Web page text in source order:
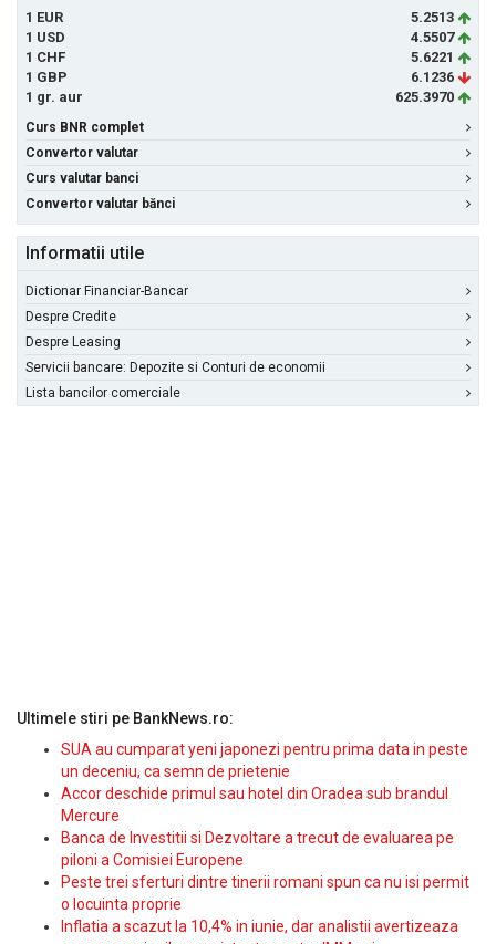
1 EUR
5.2513
1 USD
4.5507
1 CHF
5.6221
1 GBP
6.1236
1 gr. aur
625.3970
Curs BNR complet
Convertor valutar
Curs valutar banci
Convertor valutar bănci
Informatii utile
Dictionar Financiar-Bancar
Despre Credite
Despre Leasing
Servicii bancare: Depozite si Conturi de economii
Lista bancilor comerciale
Ultimele stiri pe BankNews.ro:
SUA au cumparat yeni japonezi pentru prima data in peste
un deceniu, ca semn de prietenie
Accor deschide primul sau hotel din Oradea sub brandul
Mercure
Banca de Investitii si Dezvoltare a trecut de evaluarea pe
piloni a Comisiei Europene
Peste trei sferturi dintre tinerii romani spun ca nu isi permit
o locuinta proprie
Inflatia a scazut la 10,4% in iunie, dar analistii avertizeaza